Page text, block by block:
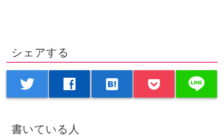
シェアする
twitter facebook hatenabookmark line
書いている人